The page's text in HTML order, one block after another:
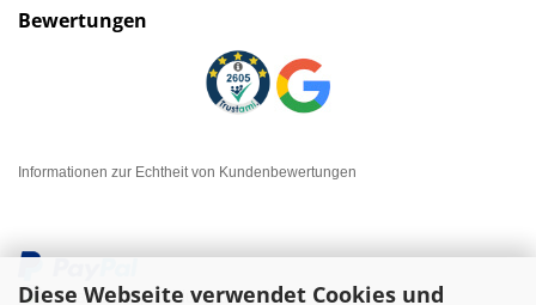
Diese Webseite verwendet Cookies und
Bewertungen
Informationen zur Echtheit von Kundenbewertungen